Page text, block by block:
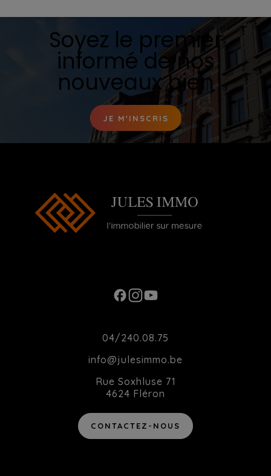
Soyez le premier
informé de nos
nouveaux bien
JE M'INSCRIS
04/240.08.75
info@julesimmo.be
Rue Soxhluse 71
4624 Fléron
CONTACTEZ-NOUS